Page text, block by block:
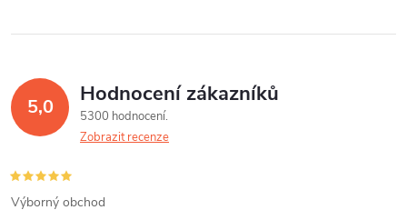
5,0 Hodnocení zákazníků
5300 hodnocení
Zobrazit recenze
Výborný obchod